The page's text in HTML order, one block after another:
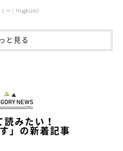
呼びかけても反応が鈍い
ミー｜Hugkum)
と見る
みたい！
」の新着記事